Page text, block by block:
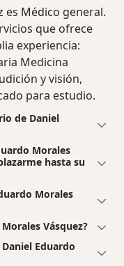
es Médico general.
que ofrece
experiencia:
Medicina
y visión,
para estudio.
de Daniel
Morales
hasta su
Morales
Vásquez?
Eduardo